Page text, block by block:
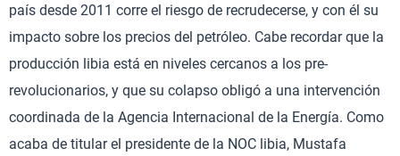
país desde 2011 corre el riesgo de recrudecerse, y con él su
impacto sobre los precios del petróleo. Cabe recordar que la
producción libia está en niveles cercanos a los pre-
revolucionarios, y que su colapso obligó a una intervención
coordinada de la Agencia Internacional de la Energía. Como
acaba de titular el presidente de la NOC libia, Mustafa